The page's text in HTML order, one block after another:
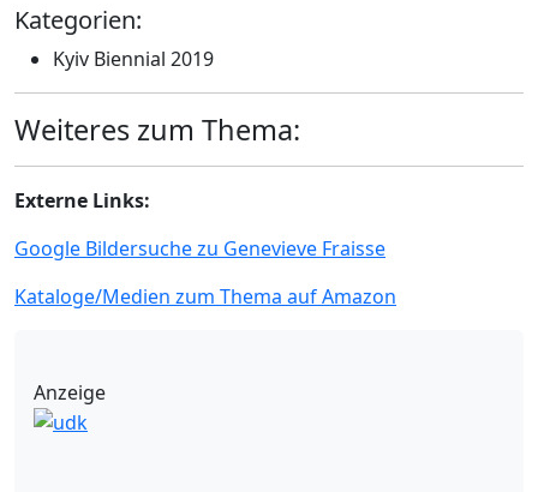
Kategorien:
Kyiv Biennial 2019
Weiteres zum Thema:
Externe Links:
Google Bildersuche zu Genevieve Fraisse
Kataloge/Medien zum Thema auf Amazon
Anzeige